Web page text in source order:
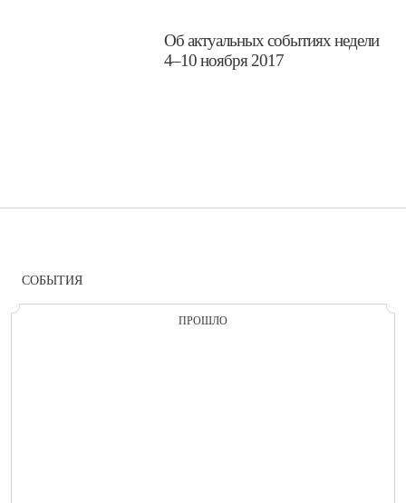
​Об актуальных событиях недели
4–10 ноября 2017
СОБЫТИЯ
ПРОШЛО